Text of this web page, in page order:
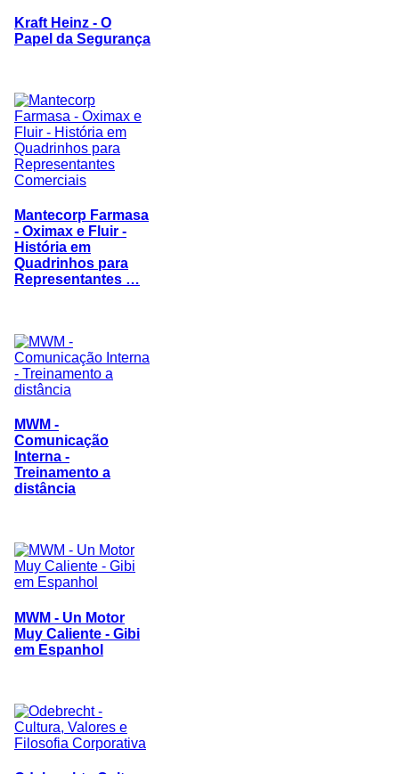
Kraft Heinz - O
Papel da Segurança
Mantecorp Farmasa
- Oximax e Fluir -
História em
Quadrinhos para
Representantes …
MWM -
Comunicação
Interna -
Treinamento a
distância
MWM - Un Motor
Muy Caliente - Gibi
em Espanhol